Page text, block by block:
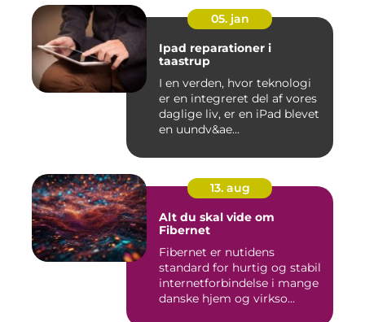
05. jan
Ipad reparationer i
taastrup
I en verden, hvor teknologi
er en integreret del af vores
daglige liv, er en iPad blevet
en uundv&ae...
13. aug
Alt du skal vide om
Fibernet
Fibernet er nutidens
standard for hurtig og stabil
internetforbindelse i mange
danske hjem og virkso...